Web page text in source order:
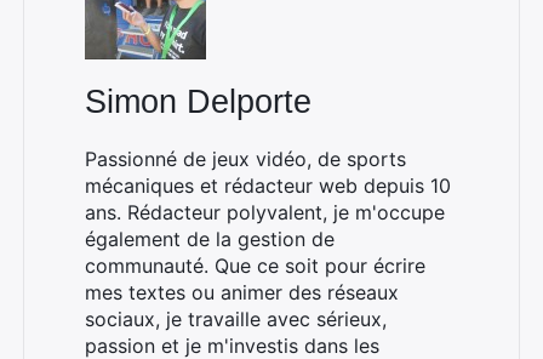
Simon Delporte
Passionné de jeux vidéo, de sports
mécaniques et rédacteur web depuis 10
ans. Rédacteur polyvalent, je m'occupe
également de la gestion de
communauté. Que ce soit pour écrire
mes textes ou animer des réseaux
sociaux, je travaille avec sérieux,
passion et je m'investis dans les